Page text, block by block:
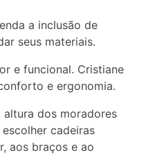
a inclusão de
seus materiais.
e funcional. Cristiane
e ergonomia.
dos moradores
cadeiras
aos braços e ao